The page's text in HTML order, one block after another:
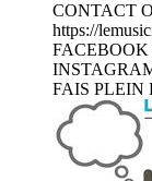
CONTACT
https://
FACEBOOK
FAIS PLEIN